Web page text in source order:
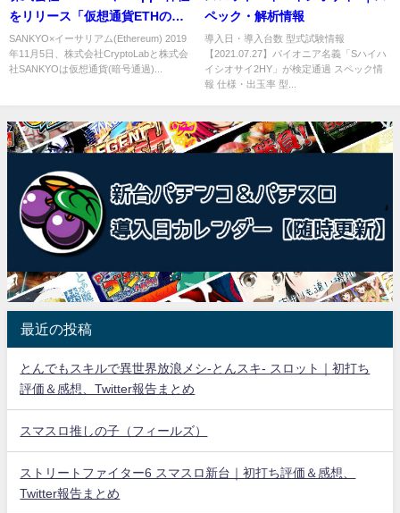
をリリース「仮想通貨ETHのブ
ロックチェーン技術を利用」
SANKYO×イーサリアム(Ethereum) 2019
年11月5日、株式会社CryptoLabと株式会
社SANKYOは仮想通貨(暗号通過)...
ペック・解析情報
導入日・導入台数 型式試験情報
【2021.07.27】パイオニア名義「Sハイハ
イシオサイ2HY」が検定通過 スペック情
報 仕様・出玉率 型...
最近の投稿
とんでもスキルで異世界放浪メシ-とんスキ- スロット｜初打ち
評価＆感想、Twitter報告まとめ
スマスロ推しの子（フィールズ）
ストリートファイター6 スマスロ新台｜初打ち評価＆感想、
Twitter報告まとめ